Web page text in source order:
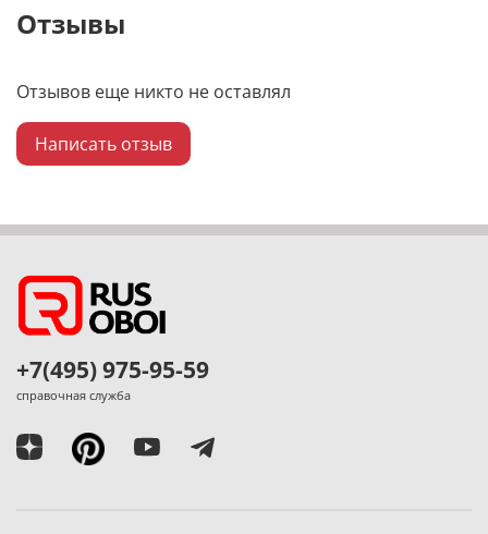
Отзывы
Отзывов еще никто не оставлял
Написать отзыв
+7(495) 975-95-59
справочная служба